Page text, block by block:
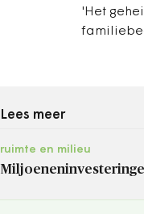
'Het
Lees meer
ruimte en milieu